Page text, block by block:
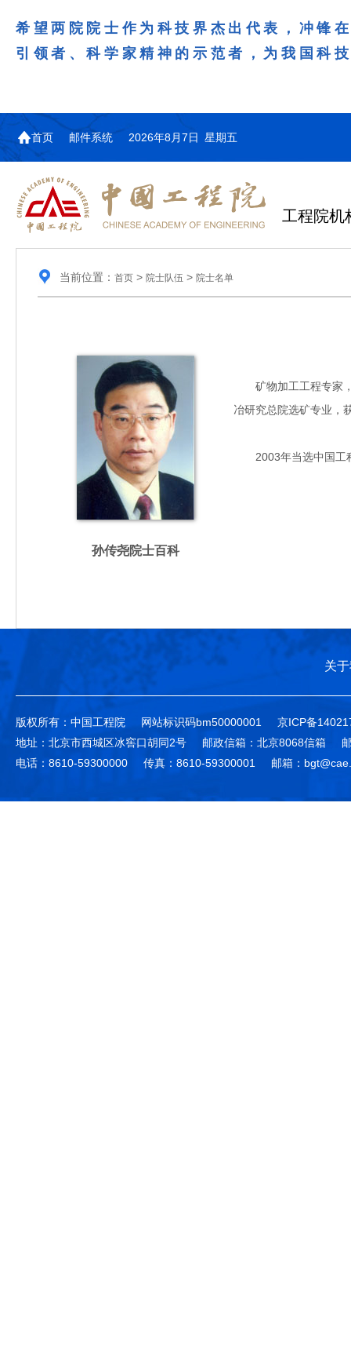
希望两院院士作为科技界杰出代表，冲锋
引领者、科学家精神的示范者，为我国科
首页 邮件系统 2026年8月7日 星期五
工程院机
当前位置： 首页> 院士队伍 > 院士名单
孙传尧院士百科
矿物加工工程专家，
冶研究总院选矿专业，
2003年当选中国工
关
版权所有：中国工程院 网站标识码bm50000001
京ICP备
地址：北京市西城区冰窖口胡同2号
邮政信箱：北京8068信箱
电话：8610-59300000
传真：8610-59300001 邮箱：